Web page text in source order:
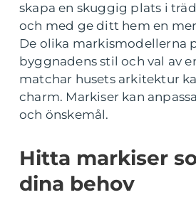
skapa en skuggig plats i
och med ge ditt hem en
De olika markismodellerna
byggnadens stil och val av
matchar husets arkitektur
charm. Markiser kan
och önskemål.
Hitta markiser
dina behov